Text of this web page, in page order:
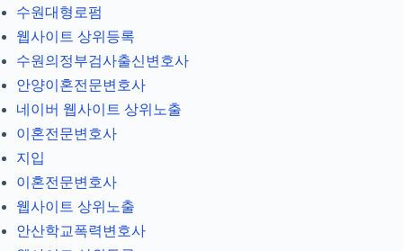
수원대형로펌
웹사이트 상위등록
수원의정부검사출신변호사
안양이혼전문변호사
네이버 웹사이트 상위노출
이혼전문변호사
지입
이혼전문변호사
웹사이트 상위노출
안산학교폭력변호사